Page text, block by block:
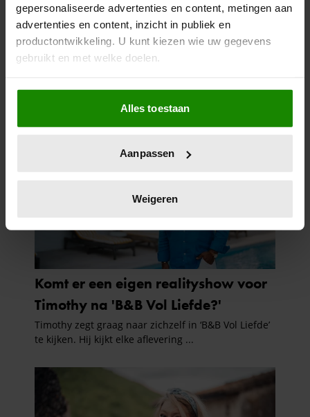
gepersonaliseerde advertenties en content, metingen aan
advertenties en content, inzicht in publiek en
productontwikkeling. U kunt kiezen wie uw gegevens
gebruikt en met welke doelen.
Als u het toestaat, willen we ook graag:
Informatie verzamelen over uw geografische
locatie, die tot een paar meter nauwkeurig kan zijn
scannen op specifieke eigenschappen (fingerprinting)
verwerkt en stel uw voorkeuren in het
intrekken in de Cookieverklaring.
We gebruiken cookies om content en advertenties te
personaliseren, om functies voor social media te bieden
en om ons websiteverkeer te analyseren. Ook delen we
informatie over uw gebruik van onze site met onze
partners voor social media, adverteren en analyse. Deze
partners kunnen deze gegevens combineren met andere
verzameld op basis van uw gebruik van hun services. U
gaat akkoord met onze cookies als u onze website blijft
gebruiken.
Alles toestaan
Aanpassen
Weigeren